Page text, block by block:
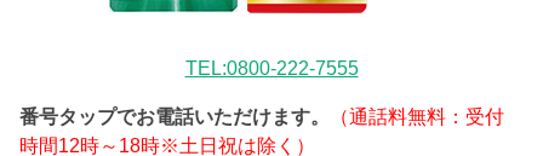
TEL:0800-222-7555
番号タップでお電話いただけます。
（通話料無料：受付
時間12時～18時※土日祝は除く）